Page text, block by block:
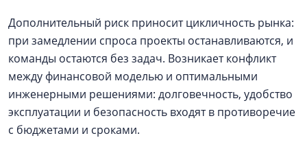
Дополнительный риск приносит цикличность рынка:
при замедлении спроса проекты останавливаются, и
команды остаются без задач. Возникает конфликт
между финансовой моделью и оптимальными
инженерными решениями: долговечность, удобство
эксплуатации и безопасность входят в противоречие
с бюджетами и сроками.